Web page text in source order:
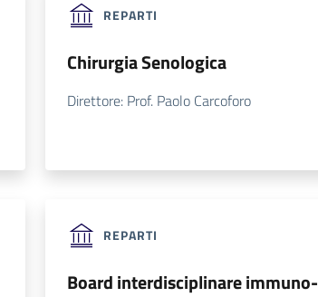
REPARTI
Chirurgia Senologica
Direttore: Prof. Paolo Carcoforo
REPARTI
Board interdisciplinare immuno-